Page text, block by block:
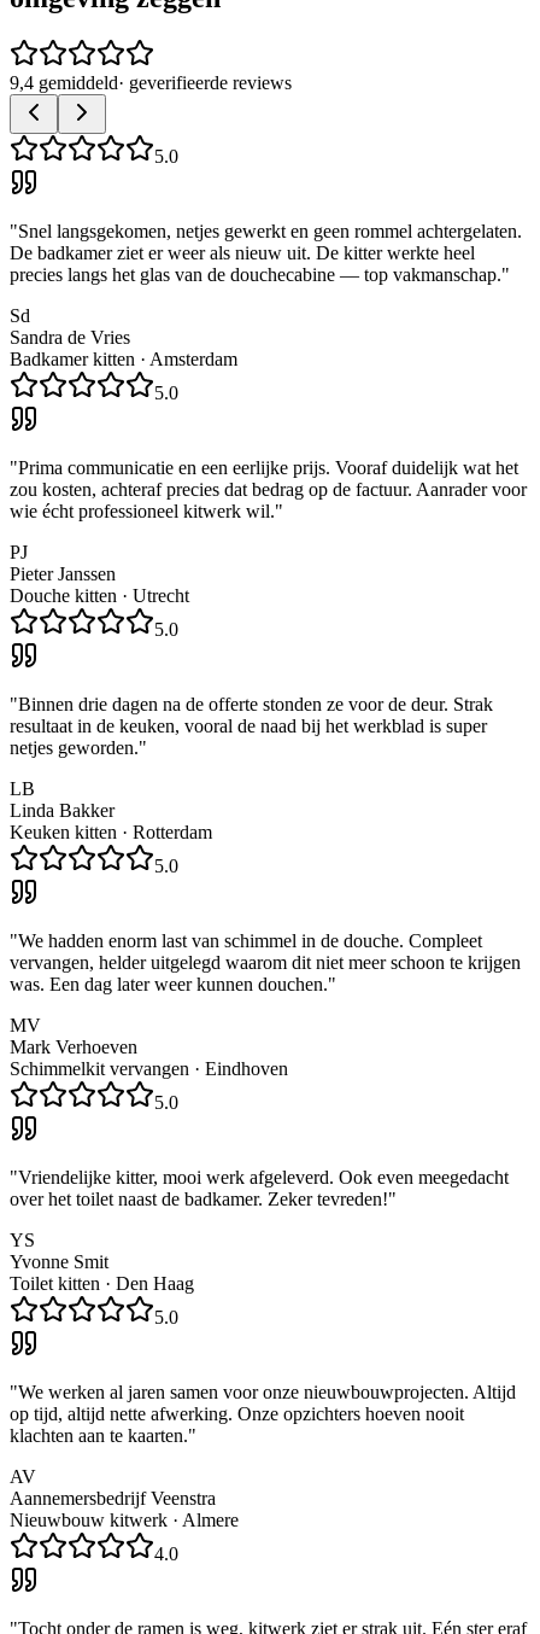
9,4 gemiddeld· geverifieerde reviews
5.0
"Snel langsgekomen, netjes gewerkt en geen rommel achtergelaten.
De badkamer ziet er weer als nieuw uit. De kitter werkte heel
precies langs het glas van de douchecabine — top vakmanschap."
Sd
Sandra de Vries
Badkamer kitten · Amsterdam
5.0
"Prima communicatie en een eerlijke prijs. Vooraf duidelijk wat het
zou kosten, achteraf precies dat bedrag op de factuur. Aanrader voor
wie écht professioneel kitwerk wil."
PJ
Pieter Janssen
Douche kitten · Utrecht
5.0
"Binnen drie dagen na de offerte stonden ze voor de deur. Strak
resultaat in de keuken, vooral de naad bij het werkblad is super
netjes geworden."
LB
Linda Bakker
Keuken kitten · Rotterdam
5.0
"We hadden enorm last van schimmel in de douche. Compleet
vervangen, helder uitgelegd waarom dit niet meer schoon te krijgen
was. Een dag later weer kunnen douchen."
MV
Mark Verhoeven
Schimmelkit vervangen · Eindhoven
5.0
"Vriendelijke kitter, mooi werk afgeleverd. Ook even meegedacht
over het toilet naast de badkamer. Zeker tevreden!"
YS
Yvonne Smit
Toilet kitten · Den Haag
5.0
"We werken al jaren samen voor onze nieuwbouwprojecten. Altijd
op tijd, altijd nette afwerking. Onze opzichters hoeven nooit
klachten aan te kaarten."
AV
Aannemersbedrijf Veenstra
Nieuwbouw kitwerk · Almere
4.0
"Tocht onder de ramen is weg, kitwerk ziet er strak uit. Eén ster eraf